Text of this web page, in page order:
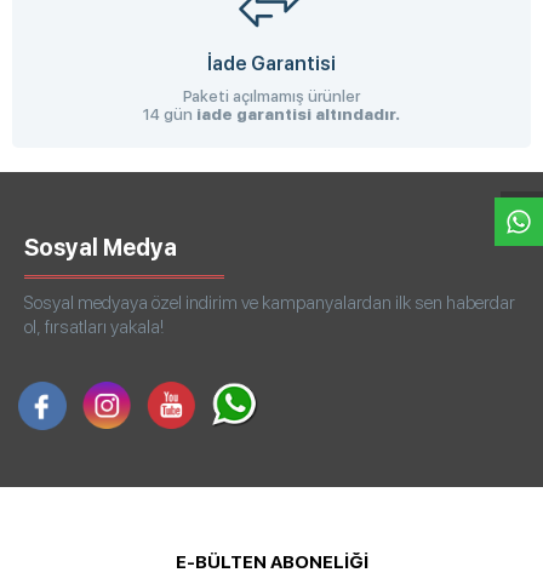
W
h
a
s
p
p
D
e
s
e
H
a
t
t
İade Garantisi
Paketi açılmamış ürünler
14 gün iade garantisi altındadır.
Sosyal Medya
Sosyal medyaya özel indirim ve kampanyalardan ilk sen haberdar
ol, fırsatları yakala!
E-BÜLTEN ABONELİĞİ